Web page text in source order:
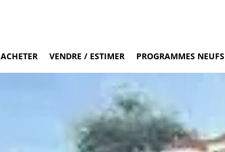
ACHETER VENDRE / ESTIMER PROGRAMMES NEUFS